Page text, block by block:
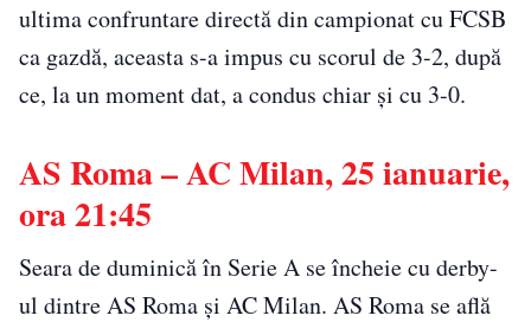
ultima confruntare directă din campionat cu FCSB
ca gazdă, aceasta s-a impus cu scorul de 3-2, după
ce, la un moment dat, a condus chiar și cu 3-0.
AS Roma – AC Milan, 25 ianuarie,
ora 21:45
Seara de duminică în Serie A se încheie cu derby-
ul dintre AS Roma și AC Milan. AS Roma se află